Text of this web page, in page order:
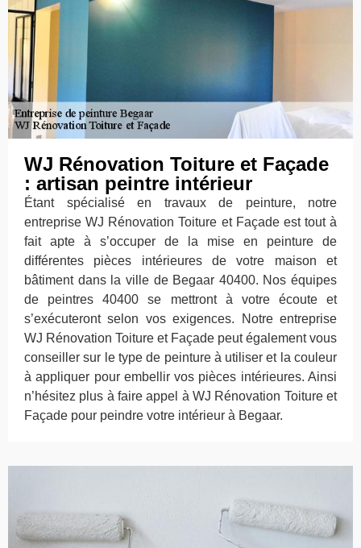
WJ Rénovation Toiture et Façade
: artisan peintre intérieur
Étant spécialisé en travaux de peinture, notre
entreprise WJ Rénovation Toiture et Façade est tout à
fait apte à s’occuper de la mise en peinture de
différentes pièces intérieures de votre maison et
bâtiment dans la ville de Begaar 40400. Nos équipes
de peintres 40400 se mettront à votre écoute et
s’exécuteront selon vos exigences. Notre entreprise
WJ Rénovation Toiture et Façade peut également vous
conseiller sur le type de peinture à utiliser et la couleur
à appliquer pour embellir vos pièces intérieures. Ainsi
n’hésitez plus à faire appel à WJ Rénovation Toiture et
Façade pour peindre votre intérieur à Begaar.